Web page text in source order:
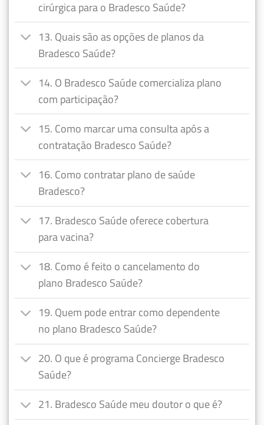
cirúrgica para o Bradesco Saúde?
13. Quais são as opções de planos da
Bradesco Saúde?
14. O Bradesco Saúde comercializa plano
com participação?
15. Como marcar uma consulta após a
contratação Bradesco Saúde?
16. Como contratar plano de saúde
Bradesco?
17. Bradesco Saúde oferece cobertura
para vacina?
18. Como é feito o cancelamento do
plano Bradesco Saúde?
19. Quem pode entrar como dependente
no plano Bradesco Saúde?
20. O que é programa Concierge Bradesco
Saúde?
21. Bradesco Saúde meu doutor o que é?